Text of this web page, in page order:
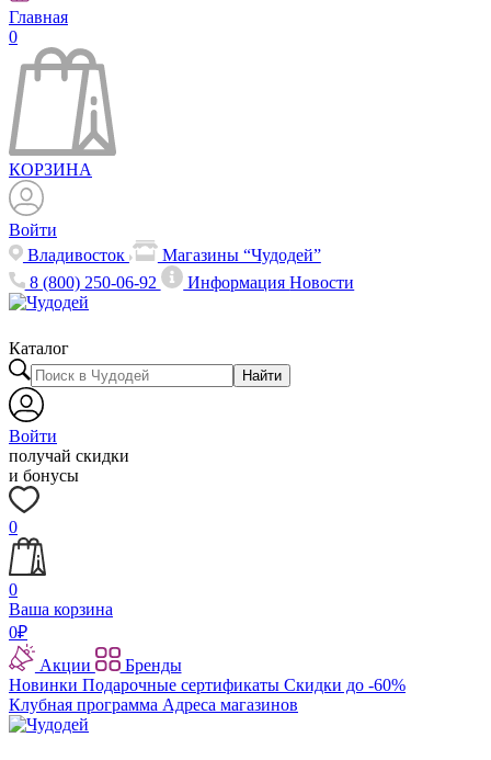
Главная
0
КОРЗИНА
Войти
Владивосток
Магазины “Чудодей”
8 (800) 250-06-92
ИнформацияНовости
Каталог
Найти
Войти
получай скидки
и бонусы
0
0
Ваша корзина
0₽
Акции
Бренды
Новинки Подарочные сертификаты Скидки до -60%
Клубная программа Адреса магазинов